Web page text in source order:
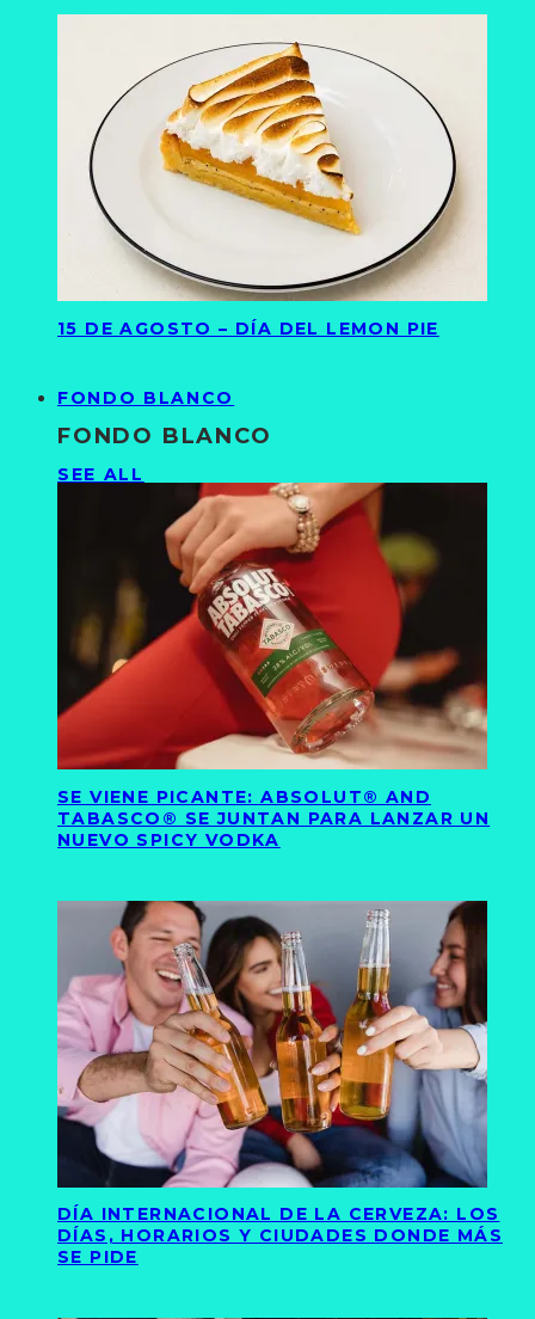
15 DE AGOSTO – DÍA DEL LEMON PIE
FONDO BLANCO
FONDO BLANCO
SEE ALL
SE VIENE PICANTE: ABSOLUT® AND
TABASCO® SE JUNTAN PARA LANZAR UN
NUEVO SPICY VODKA
DÍA INTERNACIONAL DE LA CERVEZA: LOS
DÍAS, HORARIOS Y CIUDADES DONDE MÁS
SE PIDE